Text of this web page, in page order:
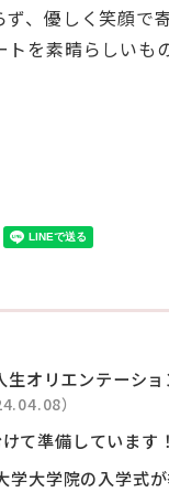
、優しく笑顔で
を素晴らしいも
オリエンテーシ
）
て準備しています！
大学院の入学式